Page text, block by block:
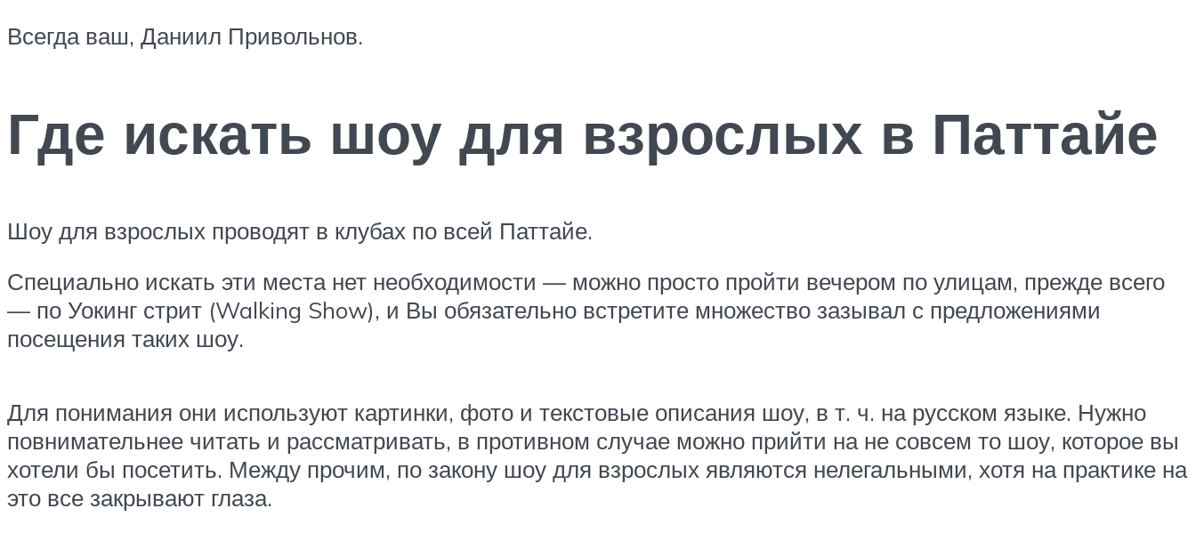
Всегда ваш, Даниил Привольнов.
Где искать шоу для взрослых в Паттайе
Шоу для взрослых проводят в клубах по всей Паттайе.
Специально искать эти места нет необходимости — можно просто пройти вечером по улицам, прежде всего
— по Уокинг стрит (Walking Show), и Вы обязательно встретите множество зазывал с предложениями
посещения таких шоу.
Для понимания они используют картинки, фото и текстовые описания шоу, в т. ч. на русском языке. Нужно
повнимательнее читать и рассматривать, в противном случае можно прийти на не совсем то шоу, которое вы
хотели бы посетить. Между прочим, по закону шоу для взрослых являются нелегальными, хотя на практике на
это все закрывают глаза.